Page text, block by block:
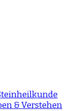
& Verstehen